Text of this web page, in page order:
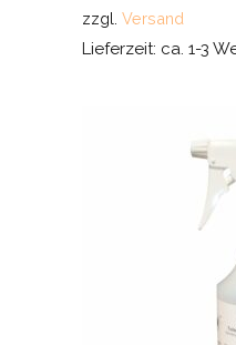
zzgl. Versand
Lieferzeit: ca. 1-3